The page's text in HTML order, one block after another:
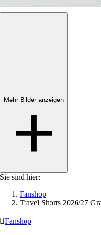
Mehr Bilder anzeigen
Sie sind hier:
Fanshop
Travel Shorts 2026/27
Fanshop